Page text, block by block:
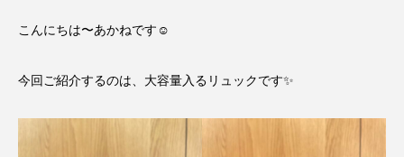
こんにちは〜あかねです☺️
今回ご紹介するのは、大容量入るリュックです✨